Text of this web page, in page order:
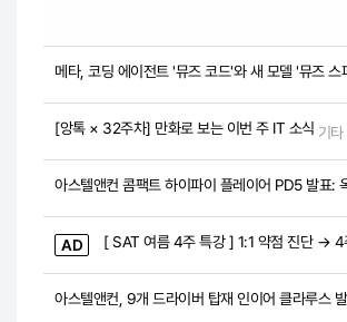
메타, 코딩 에이전트 '뮤즈 코드'와 새 모델 '뮤즈 스
[앙톡 × 32주차] 만화로 보는 이번 주 IT 소식 기타
아스텔앤컨 콤팩트 하이파이 플레이어 PD5 발표:
AD [ SAT 여름 4주 특강 ] 1:1 약점 진단 → 4
아스텔앤컨, 9개 드라이버 탑재 인이어 클라루스